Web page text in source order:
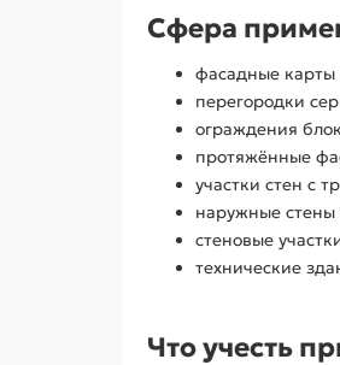
Сфера
фасадные карты
перегородки
ограждения
протяжённые
участки стен с
наружные
стеновые
технические
Что учесть